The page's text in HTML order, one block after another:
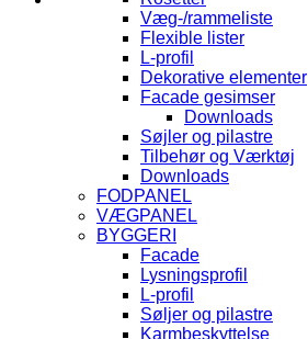
Væg-/rammeliste
Flexible lister
L-profil
Dekorative elementer
Facade gesimser
Downloads
Søjler og pilastre
Tilbehør og Værktøj
Downloads
FODPANEL
VÆGPANEL
BYGGERI
Facade
Lysningsprofil
L-profil
Søljer og pilastre
Karmbeskyttelse